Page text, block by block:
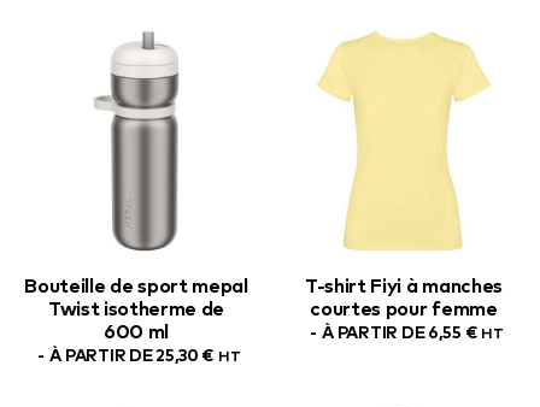
Bouteille de sport mepal
Twist isotherme de
600 ml
À PARTIR DE25,30 € HT
T-shirt Fiyi à manches
courtes pour femme
À PARTIR DE6,55 € HT